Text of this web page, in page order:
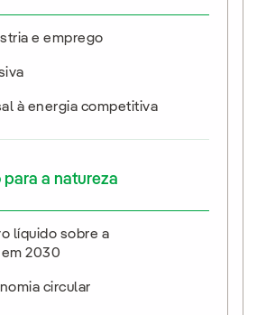
e emprego
à energia competitiva
para a natureza
líquido sobre a
2030
circular